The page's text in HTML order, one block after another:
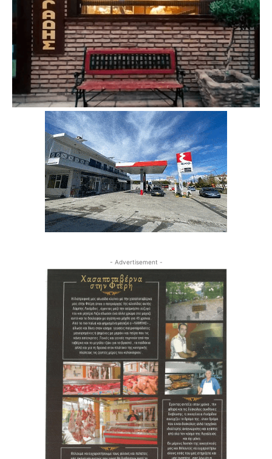
- Advertisement -